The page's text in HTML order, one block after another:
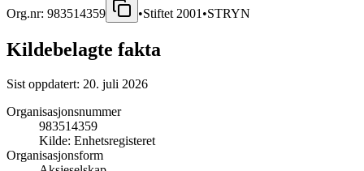
Org.nr: 983514359 •Stiftet 2001 •STRYN
Kildebelagte fakta
Sist oppdatert: 20. juli 2026
Organisasjonsnummer
983514359
Kilde: Enhetsregisteret
Organisasjonsform